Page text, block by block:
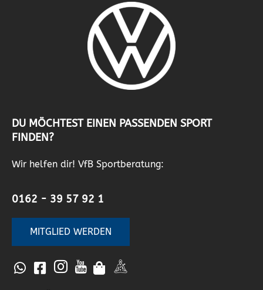
DU MÖCHTEST EINEN PASSENDEN SPORT
FINDEN?
Wir helfen dir! VfB Sportberatung:
0162 - 39 57 92 1
MITGLIED WERDEN